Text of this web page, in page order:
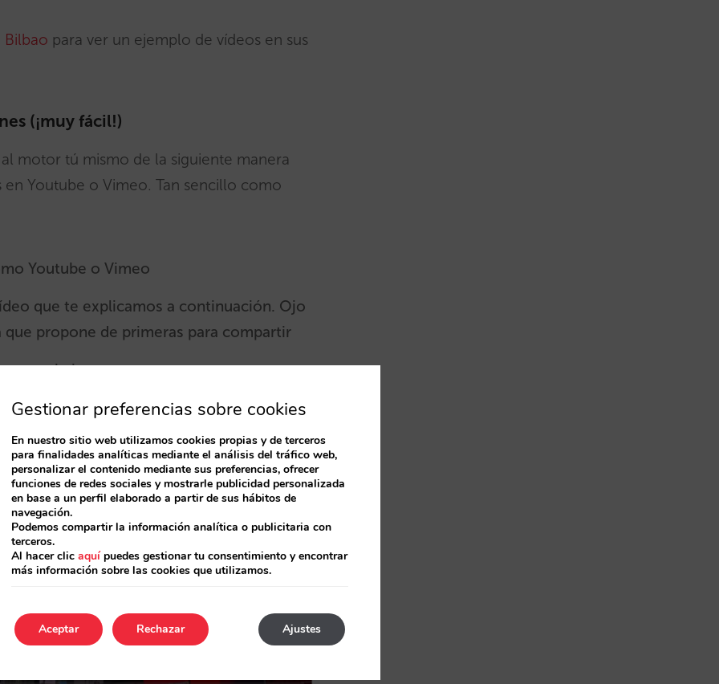
Bilbao para ver un ejemplo de vídeos en sus
(¡muy fácil!)
motor tú mismo de la siguiente manera
Youtube o Vimeo. Tan sencillo como
Youtube o Vimeo
que te explicamos a continuación. Ojo
que propone de primeras para compartir
abajo
“COMPARTIR”
la parte central entrecomillada que
Gestionar preferencias sobre cookies
En nuestro sitio web utilizamos cookies propias y de terceros
para finalidades analíticas mediante el análisis del tráfico web,
personalizar el contenido mediante sus preferencias, ofrecer
funciones de redes sociales y mostrarle publicidad personalizada
en base a un perfil elaborado a partir de sus hábitos de
navegación.
Podemos compartir la información analítica o publicitaria con
terceros.
Al hacer clic aquípuedes gestionar tu consentimiento y encontrar
más información sobre las cookies que utilizamos.
Aceptar Ajustes
Rechazar